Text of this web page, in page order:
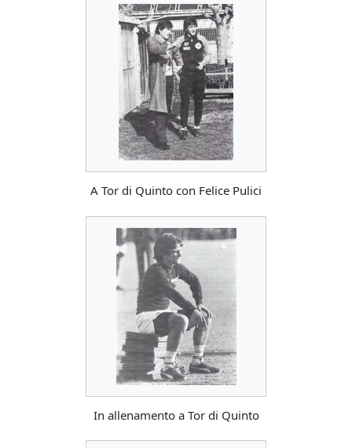
A Tor di Quinto con Felice Pulici
In allenamento a Tor di Quinto